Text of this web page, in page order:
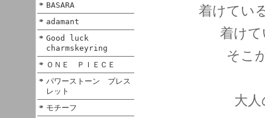
BASARA
adamant
Good luck
charmskeyring
ＯＮＥ ＰＩＥＣＥ
パワーストーン ブレス
レット
モチーフ
着けてい
着け
そこ
大